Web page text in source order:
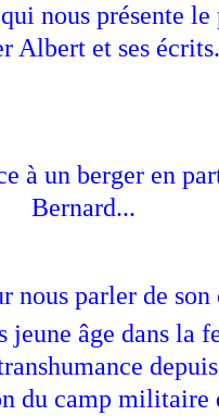
nous présente le
Albert et ses écrits.
à un berger en
Bernard...
nous parler de son
jeune âge dans la
du camp militaire